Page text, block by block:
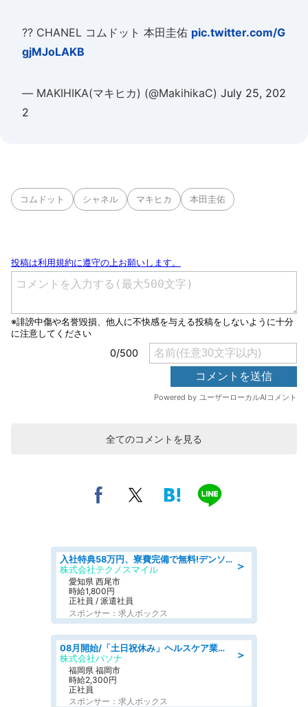
?? CHANEL コムドット 本田圭佑 pic.twitter.com/G
gjMJoLAKB
— MAKIHIKA(マキヒカ) (@MakihikaC) July 25, 202
2
コムドット シャネル マキヒカ 本田圭佑
全てのコメントを見る
＞
入社特典58万円、寮費完備で無料!デンソーで働こう!自動車工場で小型部品の検査業務 denso aichi
株式会社テクノスマイル
愛知県 西尾市
時給1,800円
正社員 / 派遣社員
スポンサー：求人ボックス
＞
08月開始/「土日祝休み」ヘルスケア業界の産業保健師/高時給/未経験OK/要資格:保健師、正看護師
株式会社パソナ
福岡県 福岡市
時給2,300円
正社員
スポンサー：求人ボックス